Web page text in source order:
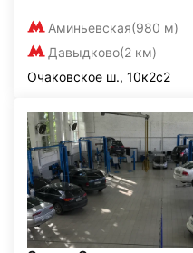
Аминьевская(980 м)
Давыдково(2 км)
Очаковское ш., 10к2с2